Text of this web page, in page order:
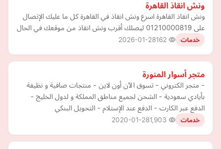
ونش انقاذ القاهرة
ونش انقاذ القاهرة اسرع ونش انقاذ في القاهرة كل ما عليك الإتصال
على 01210000819 ليصلك أقرب ونش انقاذ من موقعك في الحال
خدمات 2026-01-28
متجر أسوار المنورة
- متجر الكتروني - تسوق الآن أون لاين - منتجات صافية و نظيفة
بأيادي سعودية - الشحن لجميع مناطق المملكة و لدول الخليج -
الدفع عبر الكارت - الدفع عند الإستلام - التحويل البنكي
خدمات 2020-01-28